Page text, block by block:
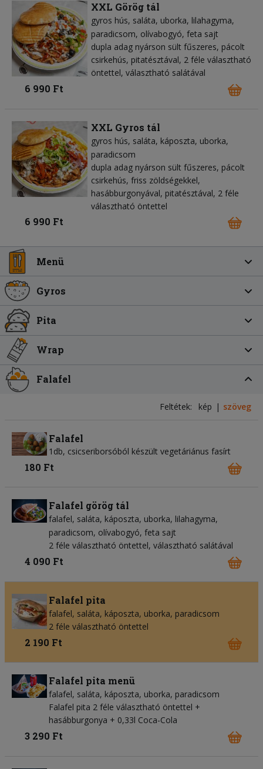
XXL Görög tál
gyros hús saláta uborka lilahagyma
paradicsom olívabogyó feta sajt
dupla adag nyárson sült fűszeres, pácolt
csirkehús, pitatésztával, 2 féle választható
öntettel, választható salátával
6 990 Ft
XXL Gyros tál
gyros hús saláta káposzta uborka
paradicsom
dupla adag nyárson sült fűszeres, pácolt
csirkehús, friss zöldségekkel,
hasábburgonyával, pitatésztával, 2 féle
választható öntettel
6 990 Ft
Menü
Gyros
Pita
Wrap
Falafel
Feltétek: kép szöveg
Falafel
1db, csicseriborsóból készült vegetáriánus fasírt
180 Ft
Falafel görög tál
falafel saláta káposzta uborka lilahagyma
paradicsom olívabogyó feta sajt
2 féle választható öntettel, választható salátával
4 090 Ft
Falafel pita
falafel saláta káposzta uborka paradicsom
2 féle választható öntettel
2 190 Ft
Falafel pita menü
falafel saláta káposzta uborka paradicsom
Falafel pita 2 féle választható öntettel +
hasábburgonya + 0,33l Coca-Cola
3 290 Ft